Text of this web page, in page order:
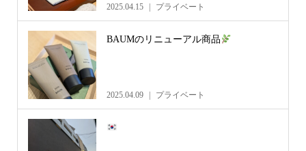
2025.04.15 プライベート
BAUMのリニューアル商品
2025.04.09 プライベート